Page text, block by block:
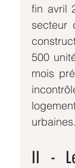
fin avril
secteur
500
mois
urbaines.
II -